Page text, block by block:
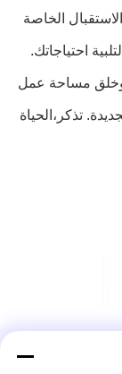
الخاصة
احتياجاتك.
وخلق مساحة عمل
تذكر،الحياة